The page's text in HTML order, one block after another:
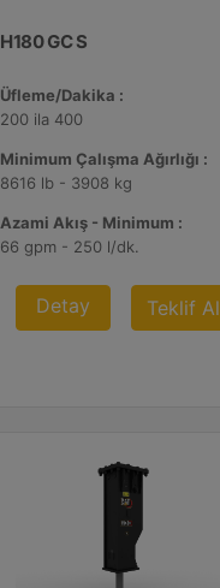
H180 GC S
Üfleme/Dakika :
200 ila 400
Minimum Çalışma Ağırlığı :
8616 lb - 3908 kg
Azami Akış - Minimum :
66 gpm - 250 l/dk.
Detay Teklif Al